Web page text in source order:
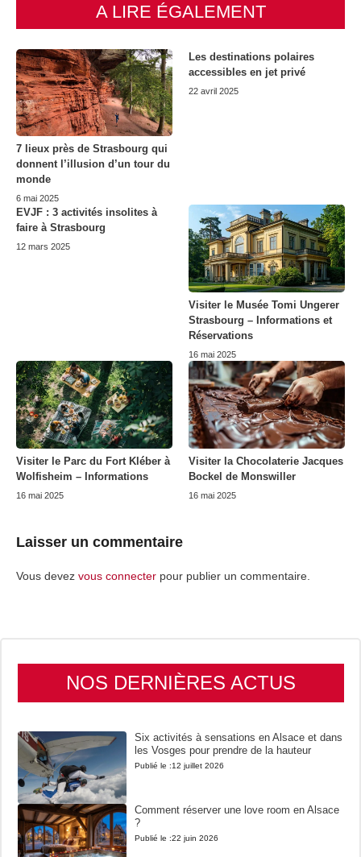
A LIRE ÉGALEMENT
7 lieux près de Strasbourg qui
donnent l’illusion d’un tour du
monde
6 mai 2025
Les destinations polaires
accessibles en jet privé
22 avril 2025
EVJF : 3 activités insolites à
faire à Strasbourg
12 mars 2025
Visiter le Musée Tomi Ungerer
Strasbourg – Informations et
Réservations
16 mai 2025
Visiter le Parc du Fort Kléber à
Wolfisheim – Informations
16 mai 2025
Visiter la Chocolaterie Jacques
Bockel de Monswiller
16 mai 2025
Laisser un commentaire
Vous devez vous connecter pour publier un commentaire.
NOS DERNIÈRES ACTUS
Six activités à sensations en Alsace et dans
les Vosges pour prendre de la hauteur
Publié le :12 juillet 2026
Comment réserver une love room en Alsace
?
Publié le :22 juin 2026